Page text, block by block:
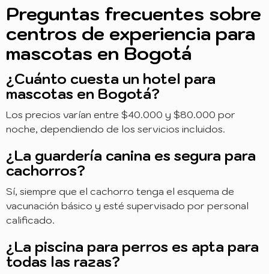
Preguntas frecuentes sobre
centros de experiencia para
mascotas en Bogotá
¿Cuánto cuesta un hotel para
mascotas en Bogotá?
Los precios varían entre $40.000 y $80.000 por
noche, dependiendo de los servicios incluidos.
¿La guardería canina es segura para
cachorros?
Sí, siempre que el cachorro tenga el esquema de
vacunación básico y esté supervisado por personal
calificado.
¿La piscina para perros es apta para
todas las razas?